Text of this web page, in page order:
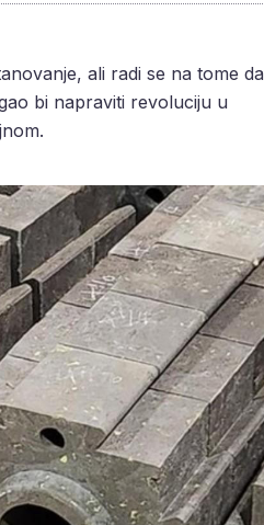
ali radi se na tome da
bi napraviti revoluciju u